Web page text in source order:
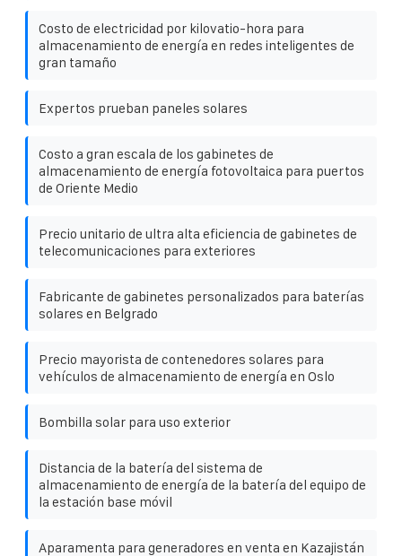
Costo de electricidad por kilovatio-hora para
almacenamiento de energía en redes inteligentes de
gran tamaño
Expertos prueban paneles solares
Costo a gran escala de los gabinetes de
almacenamiento de energía fotovoltaica para puertos
de Oriente Medio
Precio unitario de ultra alta eficiencia de gabinetes de
telecomunicaciones para exteriores
Fabricante de gabinetes personalizados para baterías
solares en Belgrado
Precio mayorista de contenedores solares para
vehículos de almacenamiento de energía en Oslo
Bombilla solar para uso exterior
Distancia de la batería del sistema de
almacenamiento de energía de la batería del equipo de
la estación base móvil
Aparamenta para generadores en venta en Kazajistán